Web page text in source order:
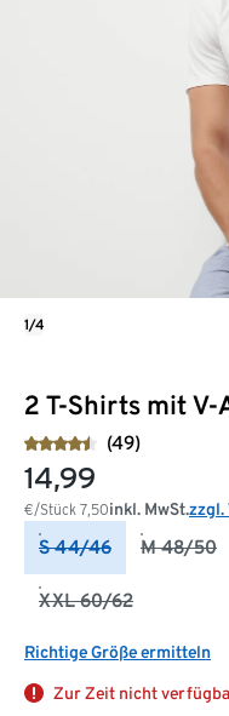
2 T-Shirts mit
(49)
14,99
€/Stück 7,50inkl. MwSt.zzgl.
S 44/46 M 48/50
XXL 60/62
Richtige Größe ermitteln
Zur Zeit nicht
1/4